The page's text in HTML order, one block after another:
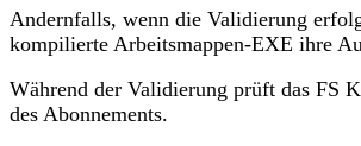
Andernfalls, wenn die Validierung
kompilierte Arbeitsmappen-EXE ihre
Während der Validierung prüft das FS
des Abonnements.